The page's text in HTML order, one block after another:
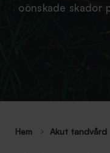
oönskade skador
Hem Akut tandvård